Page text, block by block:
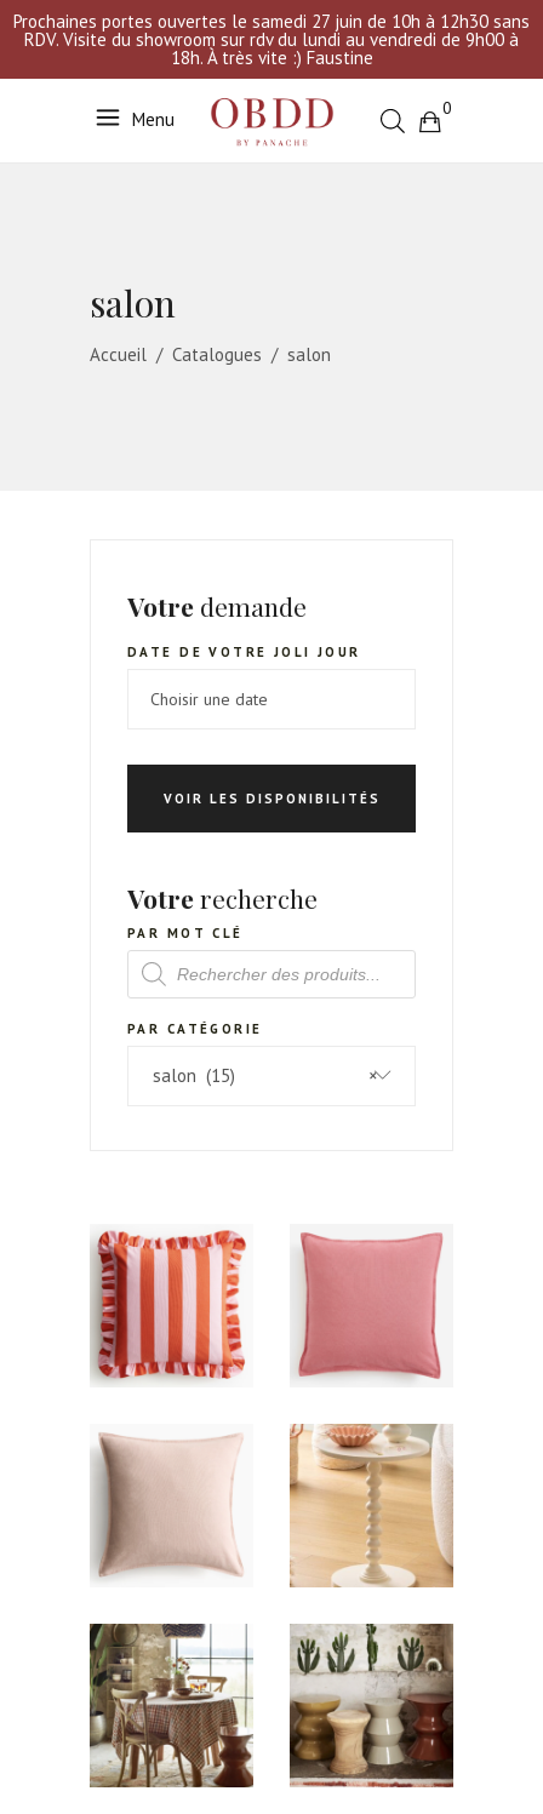
Prochaines portes ouvertes le samedi 27 juin de 10h à 12h30 sans
RDV. Visite du showroom sur rdv du lundi au vendredi de 9h00 à
18h. À très vite :) Faustine
Menu
0
salon
Accueil / Catalogues / salon
Coussin
rose frangé
6,00 €
Coussin
6,00€
Stèle/table
écrue Flora
19,00
Stèle/table
terracotta
29,00€
Stèle/table
moutarde
29,00€
Votre demande
DATE DE VOTRE JOLI JOUR
VOIR LES DISPONIBILITÉS
Votrerecherche
PAR MOT CLÉ
DE
PRODUITS
PAR CATÉGORIE
×
salon (15)